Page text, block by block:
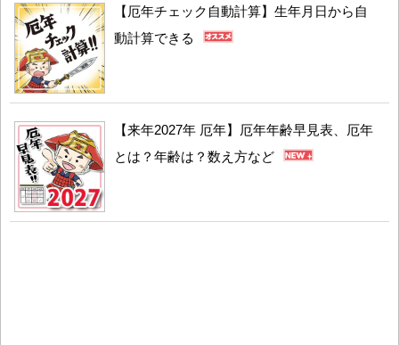
【厄年チェック自動計算】生年月日から自
動計算できる
【来年2027年 厄年】厄年年齢早見表、厄年
とは？年齢は？数え方など